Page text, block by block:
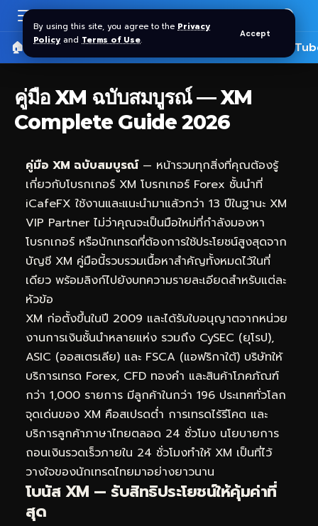
By using this site, you agree to the Privacy
Policy and Terms of Use.
Accept
🏠 หน้าแรก ราคาทอง SPDR 🎬
คู่มือ XM ฉบับสมบูรณ์ — XM
Complete Guide 2026
คู่มือ XM ฉบับสมบูรณ์— หน้ารวมทุกสิ่งที่คุณต้องรู้
เกี่ยวกับโบรกเกอร์ XM โบรกเกอร์ Forex ชั้นนำที่
iCafeFX ใช้งานและแนะนำมาแล้วกว่า 13 ปีในฐานะ XM
VIP Partner ไม่ว่าคุณจะเป็นมือใหม่ที่กำลังมองหา
โบรกเกอร์ หรือนักเทรดที่ต้องการใช้ประโยชน์สูงสุดจาก
บัญชี XM คู่มือนี้รวบรวมเนื้อหาสำคัญทั้งหมดไว้ในที่
เดียว พร้อมลิงก์ไปยังบทความรายละเอียดสำหรับแต่ละ
หัวข้อ
XM ก่อตั้งขึ้นในปี 2009 และได้รับใบอนุญาตจากหน่วย
งานการเงินชั้นนำหลายแห่ง รวมถึง CySEC (ยุโรป),
ASIC (ออสเตรเลีย) และ FSCA (แอฟริกาใต้) บริษัทให้
บริการเทรด Forex, CFD ทองคำ และสินค้าโภคภัณฑ์
กว่า 1,000 รายการ มีลูกค้าในกว่า 196 ประเทศทั่วโลก
จุดเด่นของ XM คือสเปรดต่ำ การเทรดไร้รีโคต และ
บริการลูกค้าภาษาไทยตลอด 24 ชั่วโมง นโยบายการ
ถอนเงินรวดเร็วภายใน 24 ชั่วโมงทำให้ XM เป็นที่ไว้
วางใจของนักเทรดไทยมาอย่างยาวนาน
โบนัส XM — รับสิทธิประโยชน์ให้คุ้มค่าที่
สุด